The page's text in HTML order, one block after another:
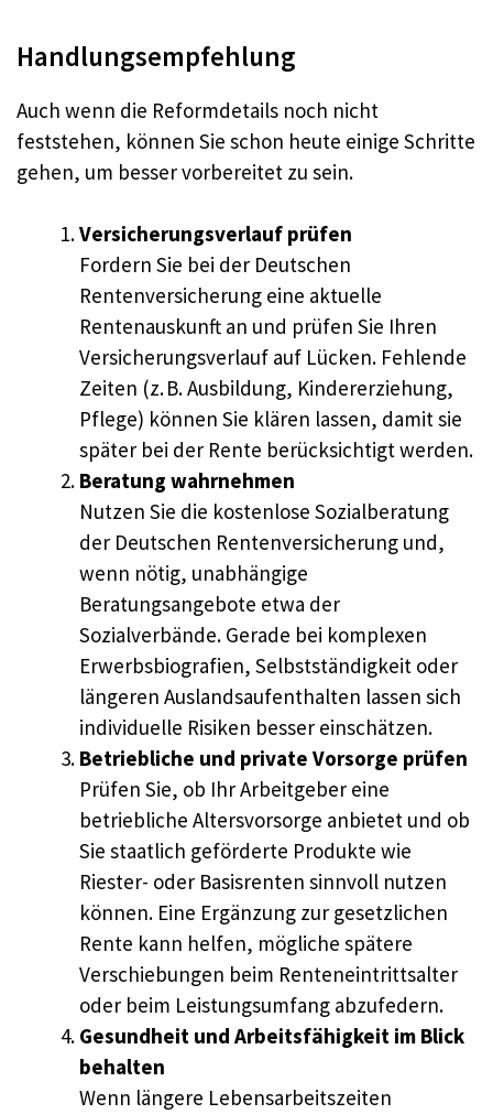
Handlungsempfehlung
Auch wenn die Reformdetails noch nicht
feststehen, können Sie schon heute einige Schritte
gehen, um besser vorbereitet zu sein.
Versicherungsverlauf prüfen
Fordern Sie bei der Deutschen
Rentenversicherung eine aktuelle
Rentenauskunft an und prüfen Sie Ihren
Versicherungsverlauf auf Lücken. Fehlende
Zeiten (z. B. Ausbildung, Kindererziehung,
Pflege) können Sie klären lassen, damit sie
später bei der Rente berücksichtigt werden.
Beratung wahrnehmen
Nutzen Sie die kostenlose Sozialberatung
der Deutschen Rentenversicherung und,
wenn nötig, unabhängige
Beratungsangebote etwa der
Sozialverbände. Gerade bei komplexen
Erwerbsbiografien, Selbstständigkeit oder
längeren Auslandsaufenthalten lassen sich
individuelle Risiken besser einschätzen.
Betriebliche und private Vorsorge prüfen
Prüfen Sie, ob Ihr Arbeitgeber eine
betriebliche Altersvorsorge anbietet und ob
Sie staatlich geförderte Produkte wie
Riester- oder Basisrenten sinnvoll nutzen
können. Eine Ergänzung zur gesetzlichen
Rente kann helfen, mögliche spätere
Verschiebungen beim Renteneintrittsalter
oder beim Leistungsumfang abzufedern.
Gesundheit und Arbeitsfähigkeit im Blick
behalten
Wenn längere Lebensarbeitszeiten